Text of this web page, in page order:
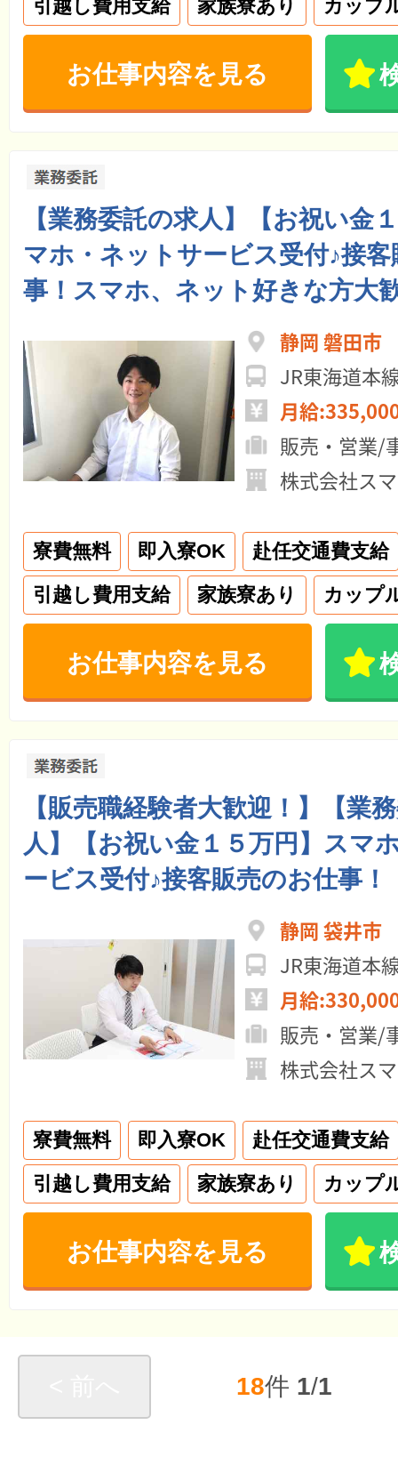
引越し費用支給 家族寮あり カップ
お仕事内容を見る
【業務委託の求人】【お祝い金
マホ・ネットサービス受付♪接
事！スマホ、ネット好きな方大
静岡 磐田市
JR東海道本
月給
販売・営業/
株式会社ス
寮費無料 即入寮OK
赴任交通費支給
引越し費用支給
家族寮あり カップ
お仕事内容を見る
【販売職経験者大歓迎！】【業
人】【お祝い金１５万円】スマ
ービス受付♪接客販売のお仕事！
静岡 袋井市
JR東海道本
月給
販売・営業/
株式会社ス
寮費無料 即入寮OK
赴任交通費支給
引越し費用支給
家族寮あり カップ
お仕事内容を見る
18件 1/1